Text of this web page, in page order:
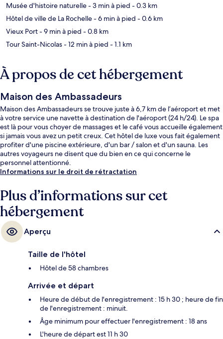
Musée d'histoire naturelle- 3 min à pied - 0.3 km
Hôtel de ville de La Rochelle- 6 min à pied - 0.6 km
Vieux Port- 9 min à pied - 0.8 km
Tour Saint-Nicolas- 12 min à pied - 1.1 km
À propos de cet hébergement
Maison des Ambassadeurs
Maison des Ambassadeurs se trouve juste à 6,7 km de l’aéroport et met
à votre service une navette à destination de l'aéroport (24 h/24). Le spa
est là pour vous choyer de massages et le café vous accueille également
si jamais vous avez un petit creux. Cet hôtel de luxe vous fait également
profiter d'une piscine extérieure, d'un bar / salon et d'un sauna. Les
autres voyageurs ne disent que du bien en ce qui concerne le
personnel attentionné.
Informations sur le droit de rétractation
Plus d’informations sur cet
hébergement
Aperçu
Taille de l'hôtel
Hôtel de 58 chambres
Arrivée et départ
Heure de début de l'enregistrement : 15 h 30 ; heure de fin
de l'enregistrement : minuit.
Âge minimum pour effectuer l'enregistrement : 18 ans
L'heure de départ est 11 h 30